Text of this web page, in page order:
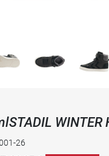
WINTER
26